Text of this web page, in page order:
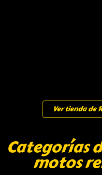
Ver tienda de
Categorías
motos